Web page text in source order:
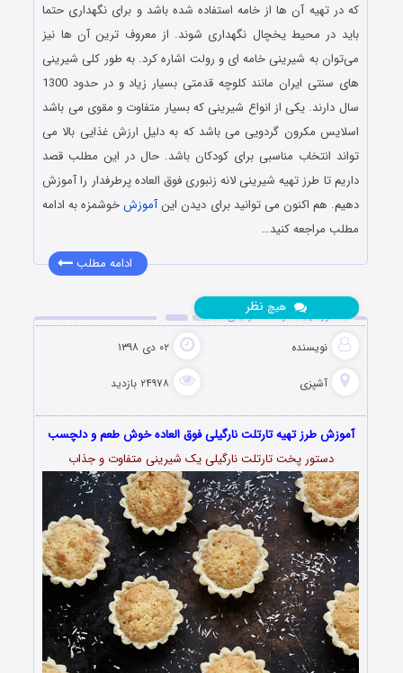
که در تهیه آن‌ ها از خامه استفاده شده باشد و برای نگهداری حتما
باید در محیط یخچال نگهداری شوند. از معروف ‌ترین آن ها نیز
می‌توان به شیرینی خامه ‌ای و رولت اشاره کرد. به طور کلی شیرینی
های سنتی ایران مانند کلوچه قدمتی بسیار زیاد و در حدود 1300
سال دارند. یکی از انواع شیرینی که بسیار متفاوت و مقوی می باشد
اسلایس مکرون گردویی می باشد که به دلیل ارزش غذایی بالا می
تواند انتخاب مناسبی برای کودکان باشد. حال در این مطلب قصد
داریم تا طرز تهیه شیرینی لانه زنبوری فوق العاده پرطرفدار را آموزش
دهیم. هم اکنون می توانید برای دیدن اینآموزشخوشمزه به ادامه
مطلب مراجعه کنید…
ادامه مطلب
طرز تهیه تارتلت نارگیلی
نویسنده ۰۲ دی ۱۳۹۸
آشپزی ۲۴۹۷۸ بازدید
هیچ نظر
آموزش طرز تهیه تارتلت نارگیلی فوق العاده خوش طعم و دلچسب
دستور پخت تارتلت نارگیلی یک شیرینی متفاوت و جذاب